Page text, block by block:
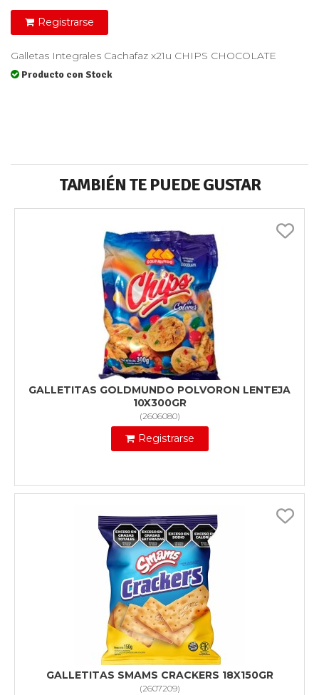
Registrarse
Galletas Integrales Cachafaz x21u CHIPS CHOCOLATE
Producto con Stock
TAMBIÉN TE PUEDE GUSTAR
GALLETITAS GOLDMUNDO POLVORON LENTEJA
10X300GR
(2606080)
Registrarse
GALLETITAS SMAMS CRACKERS 18X150GR
(2607209)